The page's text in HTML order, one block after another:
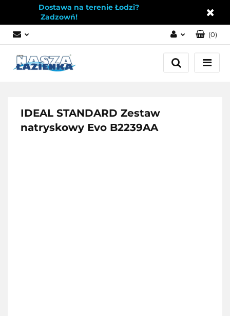
Dostawa na terenie Łodzi?
Zadzowń!
Zaloguj się
Załóż konto
(0)
IDEAL STANDARD Zestaw
natryskowy Evo B2239AA